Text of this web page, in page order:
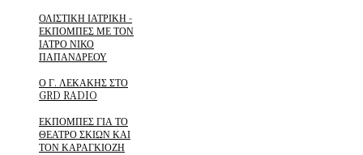
ΟΛΙΣΤΙΚΗ ΙΑΤΡΙΚΗ -
ΕΚΠΟΜΠΕΣ ΜΕ ΤΟΝ
ΙΑΤΡΟ ΝΙΚΟ
ΠΑΠΑΝΔΡΕΟΥ
Ο Γ. ΛΕΚΑΚΗΣ ΣΤΟ
GRD RADIO
ΕΚΠΟΜΠΕΣ ΓΙΑ ΤΟ
ΘΕΑΤΡΟ ΣΚΙΩΝ ΚΑΙ
ΤΟΝ ΚΑΡΑΓΚΙΟΖΗ